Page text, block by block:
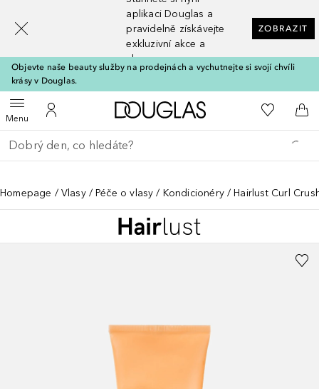
aplikaci Douglas a
pravidelně získávejte
exkluzivní akce a
slevy
ZOBRAZIT
Objevte naše beauty služby na prodejnách a vychutnejte si svojí chvíli
krásy v Douglas.
MenuOtevřít menuK mému účtu
Domů K mému
Do
Vraťte se
Proveďte vyhledávání
Homepage Vlasy Péče o vlasy Kondicionéry Hairlust Curl
[navigation.slideout.screenreader]